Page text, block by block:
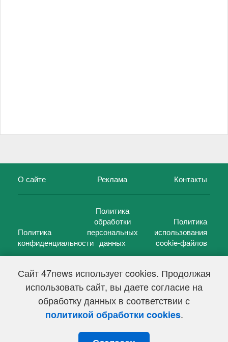
Сайт 47news использует cookies. Продолжая
использовать сайт, вы даете согласие на
обработку данных в соответствии с
политикой обработки cookies.
О сайте Реклама Контакты
Политика
конфиденциальности
Политика
обработки
персональных
данных
Политика
использования
cookie-файлов
47 новостей (47 news)2005 — 2026 г.
Свидетельство о регистрации СМИ Эл № ФС 77-39848, выдано
Федеральной службой по надзору в сфере связи,
информационных технологий и массовых коммуникаций